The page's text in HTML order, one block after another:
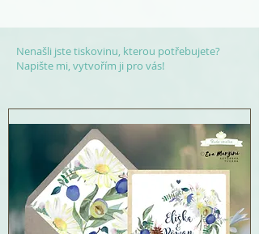
Nenašli jste tiskovinu, kterou potřebujete?
Napište mi, vytvořím ji pro vás!